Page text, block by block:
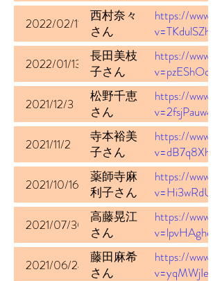
2022/02/11
西村奈々
さん
https://
2022/01/13
長田美枝
子さん
https://
2021/12/3
松野千恵
さん
https://
v=2fsjPauw45k
2021/11/2
寺本裕美
子さん
https://
2021/10/16
薬師寺麻
利子さん
https://
2021/07/30
高藤晃江
さん
https://
2021/06/24
藤田麻希
さん
https://